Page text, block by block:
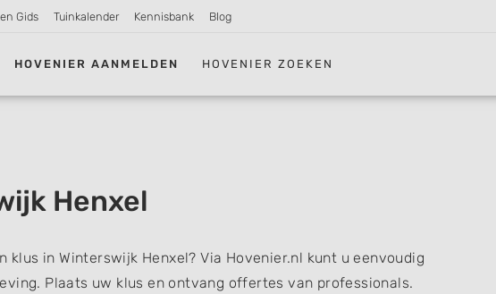
Gids Tuinkalender Kennisbank Blog
HOVENIER AANMELDEN HOVENIER ZOEKEN
Henxel
klus in Winterswijk Henxel? Via Hovenier.nl kunt u eenvoudig
Plaats uw klus en ontvang offertes van professionals.